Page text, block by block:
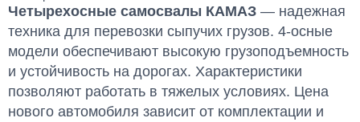
Четырехосные самосвалы КАМАЗ — надежная
техника для перевозки сыпучих грузов. 4-осные
модели обеспечивают высокую грузоподъемность
и устойчивость на дорогах. Характеристики
позволяют работать в тяжелых условиях. Цена
нового автомобиля зависит от комплектации и